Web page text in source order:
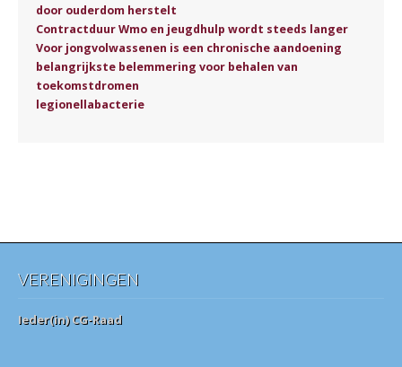
door ouderdom herstelt
Contractduur Wmo en jeugdhulp wordt steeds langer
Voor jongvolwassenen is een chronische aandoening
belangrijkste belemmering voor behalen van
toekomstdromen
legionellabacterie
VERENIGINGEN
Ieder(in) CG-Raad